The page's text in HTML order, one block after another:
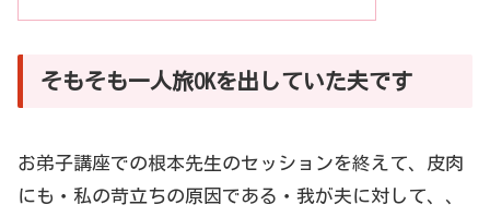
そもそも一人旅OKを出していた夫です
お弟子講座での根本先生のセッションを終えて、皮肉
にも・私の苛立ちの原因である・我が夫に対して、、